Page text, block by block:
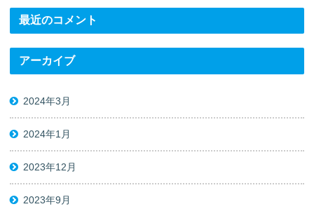
最近のコメント
アーカイブ
2024年3月
2024年1月
2023年12月
2023年9月